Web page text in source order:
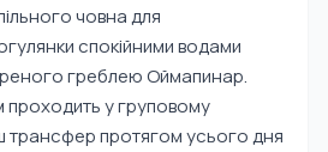
човна для
спокійними водами
греблею Оймапинар.
у груповому
трансфер протягом усього дня